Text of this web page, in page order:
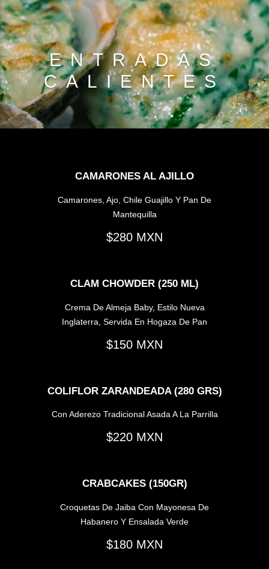
ENTRADAS
CALIENTES
CAMARONES AL AJILLO
Camarones, Ajo, Chile Guajillo Y Pan De
Mantequilla
280
CLAM CHOWDER (250 ML)
Crema De Almeja Baby, Estilo Nueva
Inglaterra, Servida En Hogaza De Pan
150
COLIFLOR ZARANDEADA (280 GRS)
Con Aderezo Tradicional Asada A La Parrilla
220
CRABCAKES (150GR)
Croquetas De Jaiba Con Mayonesa De
Habanero Y Ensalada Verde
180